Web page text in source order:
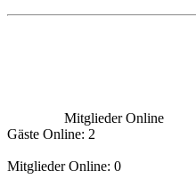
Mitglieder Online
Gäste Online: 2
Mitglieder Online: 0